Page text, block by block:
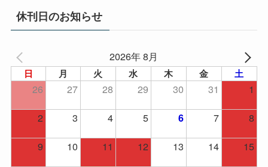
イ
ブ
休刊日のお知らせ
2026年 8月
日 月 火 水 木 金 土
26 27 28 29 30 31
1
2
3 4 5 6 7
8
9
10 11 12 13 14
15